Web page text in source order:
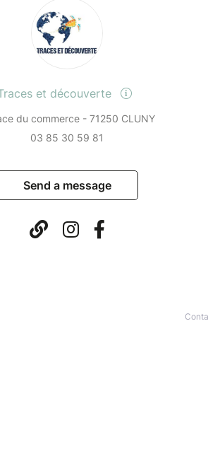
et découverte
du commerce - 71250 CLUNY
03 85 30 59 81
Send a message